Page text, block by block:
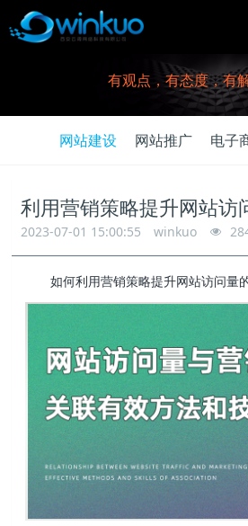
有观点，有态度，有
网站建设 网站推广 电子
利用营销策略提升网站访
2023-07-01 15:00:55 winkuo
如何利用营销策略提升网站访问量